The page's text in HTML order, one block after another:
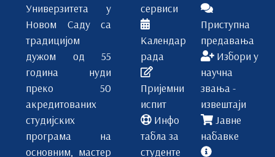
2
6
2
О-02
Предмети изборног блока И-1 и И-2
1
Одабрана поглавља физике
1
Универзитета у
Новом Саду са
традицијом
дужом од 55
година нуди
преко 50
акредитованих
студијских
програма на
основним, мастер
сервиси
Календар
рада
Пријемни
испит
Инфо
табла за
студенте
Приступна
предавања
Избори у
научна
звања -
извештаји
Јавне
набавке